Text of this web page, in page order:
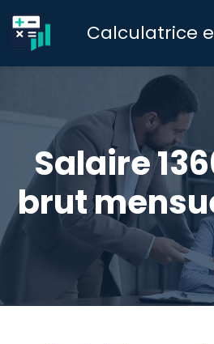
Calculatrice
Salaire
brut